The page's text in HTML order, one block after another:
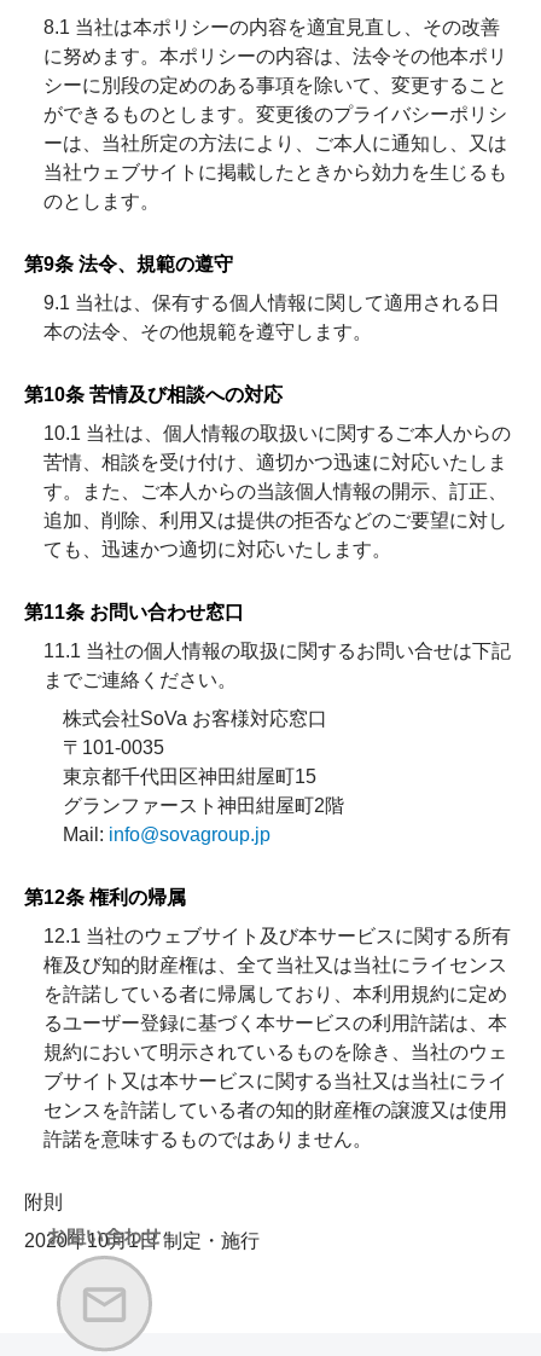
8.1 当社は本ポリシーの内容を適宜見直し、その改善
に努めます。本ポリシーの内容は、法令その他本ポリ
シーに別段の定めのある事項を除いて、変更すること
ができるものとします。変更後のプライバシーポリシ
ーは、当社所定の方法により、ご本人に通知し、又は
当社ウェブサイトに掲載したときから効力を生じるも
のとします。
第9条 法令、規範の遵守
9.1 当社は、保有する個人情報に関して適用される日
本の法令、その他規範を遵守します。
第10条 苦情及び相談への対応
10.1 当社は、個人情報の取扱いに関するご本人からの
苦情、相談を受け付け、適切かつ迅速に対応いたしま
す。また、ご本人からの当該個人情報の開示、訂正、
追加、削除、利用又は提供の拒否などのご要望に対し
ても、迅速かつ適切に対応いたします。
第11条 お問い合わせ窓口
11.1 当社の個人情報の取扱に関するお問い合せは下記
までご連絡ください。
株式会社SoVa お客様対応窓口
〒101-0035
東京都千代田区神田紺屋町15
グランファースト神田紺屋町2階
Mail: info@sovagroup.jp
第12条 権利の帰属
12.1 当社のウェブサイト及び本サービスに関する所有
権及び知的財産権は、全て当社又は当社にライセンス
を許諾している者に帰属しており、本利用規約に定め
るユーザー登録に基づく本サービスの利用許諾は、本
規約において明示されているものを除き、当社のウェ
ブサイト又は本サービスに関する当社又は当社にライ
センスを許諾している者の知的財産権の譲渡又は使用
許諾を意味するものではありません。
附則
2020年10月1日 制定・施行